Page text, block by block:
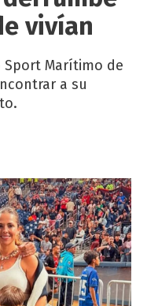
vivían
Sport Marítimo de
a su